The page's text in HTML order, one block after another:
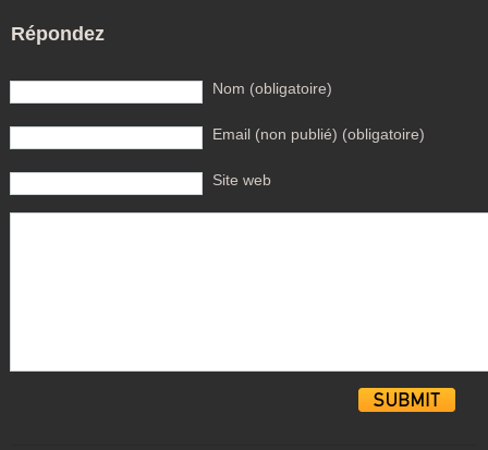
Répondez
Nom (obligatoire)
Email (non publié) (obligatoire)
Site web